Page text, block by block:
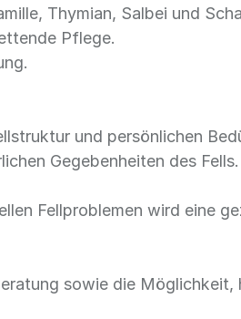
Thymian, Salbei und
Pflege.
und persönlichen
Gegebenheiten des Fells.
Fellproblemen wird eine
sowie die Möglichkeit,